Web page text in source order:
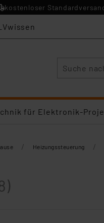
kostenloser
für Elektronik-
/ Heizungssteuerung /